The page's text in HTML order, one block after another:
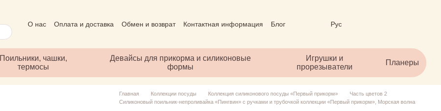
О нас Оплата и доставка Обмен и возврат Контактная информация
Блог
Рус
Поильники, чашки,
термосы
Девайсы для прикорма и силиконовые
формы
Игрушки и
прорезыватели
Планеры
Главная Коллекции посуды Коллекция силиконового посуды «Первый прикорм»
Часть цветов 2
Силиконовый поильник-непроливайка «Пингвин» с ручками и трубочкой коллекции «Первый прикорм», Морская волна